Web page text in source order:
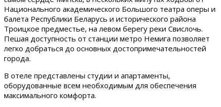
Национального академического Большого театра оперы и
балета Республики Беларусь и исторического района
Троицкое предместье, на левом берегу реки Свислочь.
Пешая доступность от станции метро Немига позволяет
легко добраться до основных достопримечательностей
города.
В отеле представлены студии и апартаменты,
оборудованные всем необходимым для обеспечения
максимального комфорта.